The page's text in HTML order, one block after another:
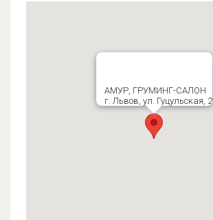
АМУР, ГРУМИНГ-САЛОН
г. Львов, ул. Гуцульская, 2